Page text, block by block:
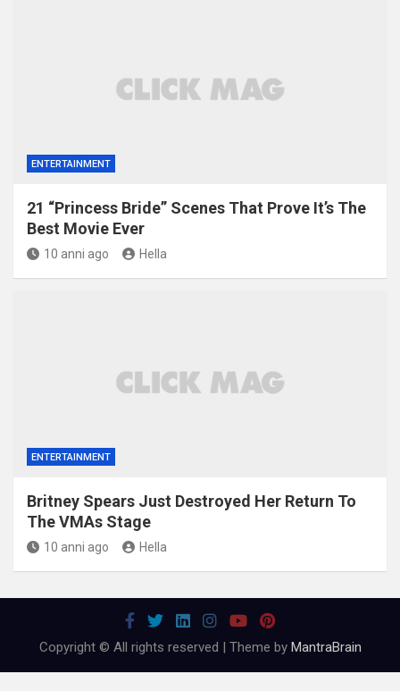
ENTERTAINMENT
21 “Princess Bride” Scenes That Prove It’s The
Best Movie Ever
10 anni ago Hella
ENTERTAINMENT
Britney Spears Just Destroyed Her Return To
The VMAs Stage
10 anni ago Hella
Copyright © All rights reserved | Theme by MantraBrain